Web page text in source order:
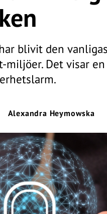
blivit den
Det visar
Alexandra Heymowska